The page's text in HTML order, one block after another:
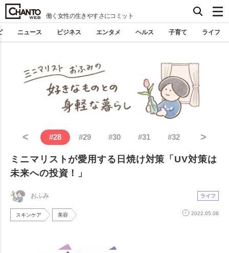
働く女性の生きやすさにコミット
ニュース ビジネス エンタメ ヘルス 子育て ライフ
< #28 #29 #30 #31 #32 >
ミニマリストが愛用する日焼け対策「UV対策は
未来への投資！」
おふみ ライフ
スキンケア 美容 2022.05.08